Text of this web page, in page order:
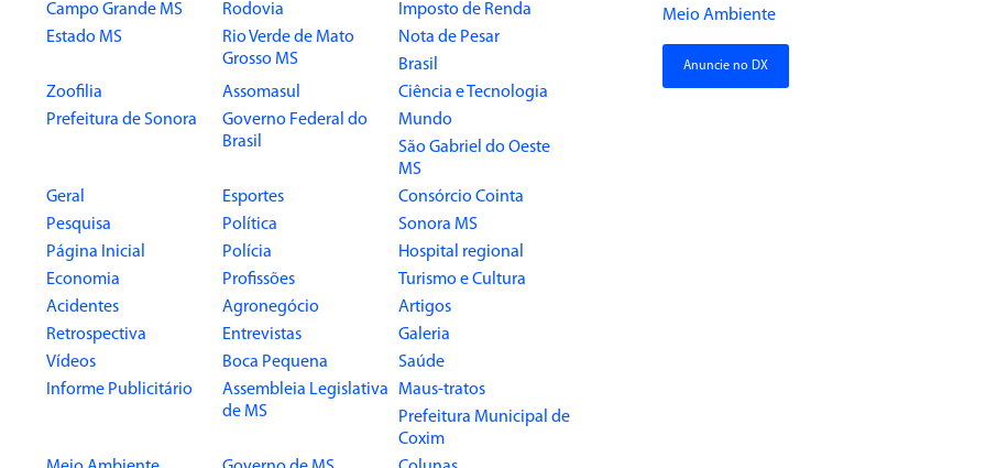
Campo Grande MS
Rodovia
Imposto de Renda
Estado MS
Rio Verde de Mato
Grosso MS
Nota de Pesar
Brasil
Zoofilia
Assomasul
Ciência e Tecnologia
Prefeitura de Sonora
Governo Federal do
Brasil
Mundo
São Gabriel do Oeste
MS
Geral
Esportes
Consórcio Cointa
Pesquisa
Política
Sonora MS
Página Inicial
Polícia
Hospital regional
Economia
Profissões
Turismo e Cultura
Acidentes
Agronegócio
Artigos
Retrospectiva
Entrevistas
Galeria
Vídeos
Boca Pequena
Saúde
Informe Publicitário
Assembleia Legislativa
de MS
Maus-tratos
Prefeitura Municipal de
Coxim
Meio Ambiente
Anuncie no DX